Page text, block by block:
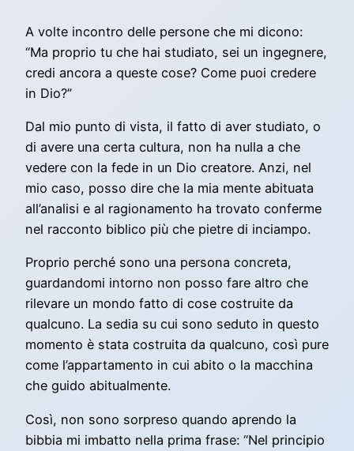
A volte incontro delle persone che mi dicono:
“Ma proprio tu che hai studiato, sei un ingegnere,
credi ancora a queste cose? Come puoi credere
in Dio?”
Dal mio punto di vista, il fatto di aver studiato, o
di avere una certa cultura, non ha nulla a che
vedere con la fede in un Dio creatore. Anzi, nel
mio caso, posso dire che la mia mente abituata
all’analisi e al ragionamento ha trovato conferme
nel racconto biblico più che pietre di inciampo.
Proprio perché sono una persona concreta,
guardandomi intorno non posso fare altro che
rilevare un mondo fatto di cose costruite da
qualcuno. La sedia su cui sono seduto in questo
momento è stata costruita da qualcuno, così pure
come l’appartamento in cui abito o la macchina
che guido abitualmente.
Così, non sono sorpreso quando aprendo la
bibbia mi imbatto nella prima frase: “Nel principio